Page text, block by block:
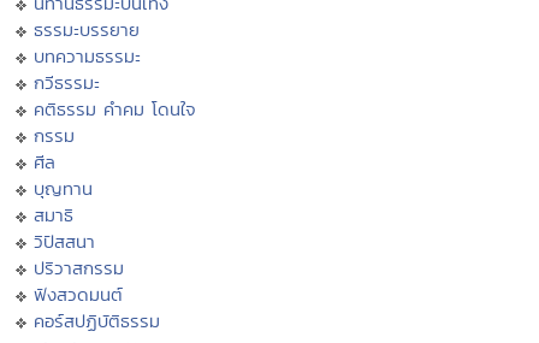
ธรรมะบรรยาย
บทความธรรมะ
กวีธรรมะ
คติธรรม คำคม โดนใจ
กรรม
ศีล
บุญทาน
สมาธิ
วิปัสสนา
ปริวาสกรรม
ฟังสวดมนต์
คอร์สปฏิบัติธรรม